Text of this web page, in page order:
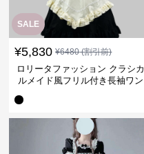
SALE
¥5,830 ¥6480(割引前)
ロリータファッション クラシカ
ルメイド風フリル付き長袖ワン